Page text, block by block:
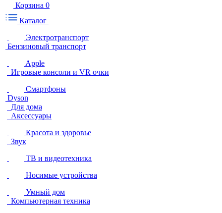
Корзина 0
Каталог
Электротранспорт
Бензиновый транспорт
Apple
Игровые консоли и VR очки
Смартфоны
Dyson
Для дома
Аксессуары
Красота и здоровье
Звук
ТВ и видеотехника
Носимые устройства
Умный дом
Компьютерная техника